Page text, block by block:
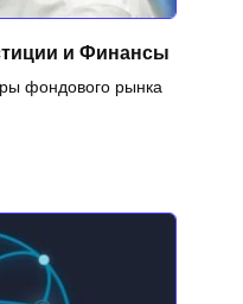
и Финансы
фондового рынка